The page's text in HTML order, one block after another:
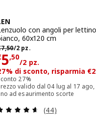
con angoli per
60x120 cm
7,50/2 pz.
7,50/2 pz.
5,50
/2 pz. € 5,50/2
di sconto, risparmia €2
27%
valido dal 04 lug al 17 ago,
ad esaurimento scorte
Recensione:
(44)